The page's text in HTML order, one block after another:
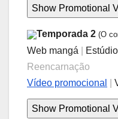
Temporada 2 (O
Web mangá
Reencarnação
Vídeo promocional